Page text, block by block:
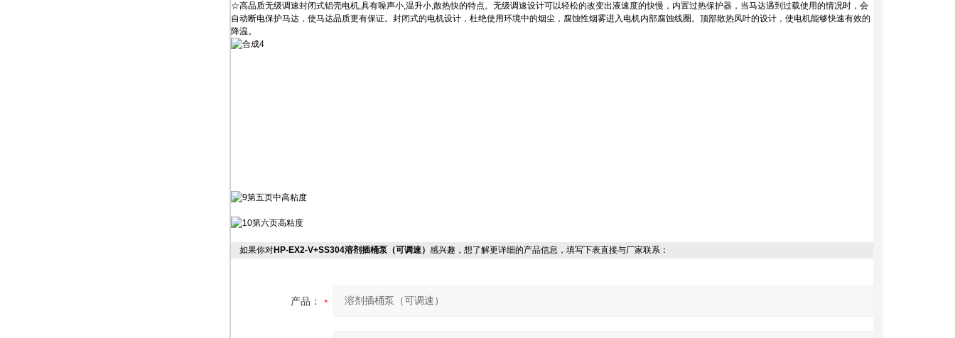
☆高品质无级调速封闭式铝壳电机,具有噪声小,温升小,散热快的特点。无级调速设计可以轻松的改变出液速度的快慢，内置过热保护器，当马达遇到过载使用的情况时，会
自动断电保护马达，使马达品质更有保证。封闭式的电机设计，杜绝使用环境中的烟尘，腐蚀性烟雾进入电机内部腐蚀线圈。顶部散热风叶的设计，使电机能够快速有效的
降温。
如果你对HP-EX2-V+SS304溶剂插桶泵（可调速） 感兴趣，想了解更详细的产品信息，填写下表直接与厂家联系：
产品：